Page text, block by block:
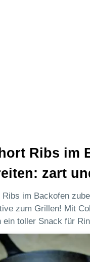
Ribs im
zart
Ribs im Backofen
zum Grillen! Mit
ein toller Snack für